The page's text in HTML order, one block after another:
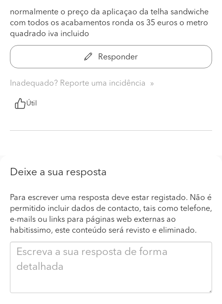
normalmente o preço da aplicaçao da telha sandwiche
com todos os acabamentos ronda os 35 euros o metro
quadrado iva incluido
Responder
Inadequado? Reporte uma incidência
Útil
Deixe a sua resposta
Para escrever uma resposta deve estar registado. Não é
permitido incluir dados de contacto, tais como telefone,
e-mails ou links para páginas web externas ao
habitissimo, este conteúdo será revisto e eliminado.